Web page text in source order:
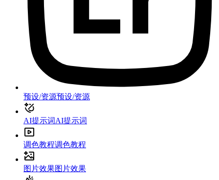
预设/资源预设/资源
AI提示词AI提示词
调色教程调色教程
图片效果图片效果